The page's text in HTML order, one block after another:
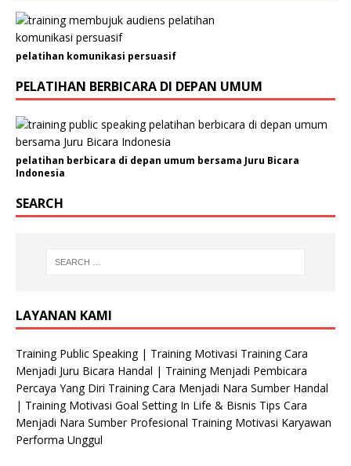
/
O
r
g
a
n
i
s
a
s
i
N
o
pelatihan komunikasi persuasif
PELATIHAN BERBICARA DI DEPAN UMUM
pelatihan berbicara di depan umum bersama Juru Bicara
Indonesia
SEARCH
LAYANAN KAMI
Training Public Speaking | Training Motivasi Training Cara
Menjadi Juru Bicara Handal | Training Menjadi Pembicara
Percaya Yang Diri Training Cara Menjadi Nara Sumber Handal
| Training Motivasi Goal Setting In Life & Bisnis Tips Cara
Menjadi Nara Sumber Profesional Training Motivasi Karyawan
Performa Unggul